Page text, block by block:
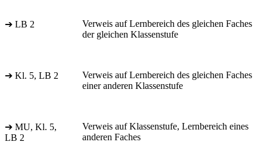
➔ LB 2
Verweis auf Lernbereich des gleichen Faches
der gleichen Klassenstufe
➔ Kl. 5, LB 2
Verweis auf Lernbereich des gleichen Faches
einer anderen Klassenstufe
➔ MU, Kl. 5,
LB 2
Verweis auf Klassenstufe, Lernbereich eines
anderen Faches